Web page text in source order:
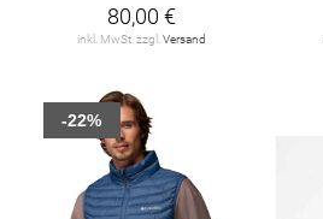
80,00 €
inkl. MwSt. zzgl. Versand
-22%